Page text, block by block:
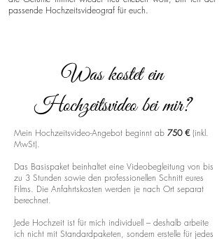
passende Hochzeitsvideograf für euch.
Was kostet ein
Hochzeitsvideo bei mir?
Mein Hochzeitsvideo-Angebot beginnt ab 750 € (inkl.
MwSt).
Das Basispaket beinhaltet eine Videobegleitung von bis
zu 3 Stunden sowie den professionellen Schnitt eures
Films. Die Anfahrtskosten werden je nach Ort separat
berechnet.
Jede Hochzeit ist für mich individuell – deshalb arbeite
ich nicht mit Standardpaketen, sondern erstelle für jedes